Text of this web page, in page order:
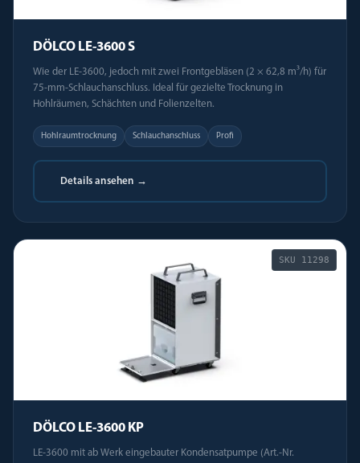
DÖLCO LE-3600 S
Wie der LE-3600, jedoch mit zwei Frontgebläsen (2 × 62,8 m³/h) für
75-mm-Schlauchanschluss. Ideal für gezielte Trocknung in
Hohlräumen, Schächten und Folienzelten.
Hohlraumtrocknung Schlauchanschluss Profi
Details ansehen →
SKU 11298
DÖLCO LE-3600 KP
LE-3600 mit ab Werk eingebauter Kondensatpumpe (Art.-Nr.